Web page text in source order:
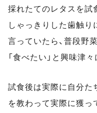
採れたてのレタスを試
しゃっきりした歯触り
言っていたら、普段野
「食べたい」と興味津々
試食後は実際に自分た
を教わって実際に獲っ